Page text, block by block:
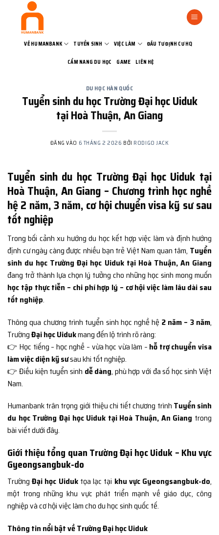
VỀ HUMANBANK TUYỂN SINH VIỆC LÀM ĐẦU TƯ ĐỊNH CƯ HQ
CẨM NANG DU HỌC GAME LIÊN HỆ
DU HỌC HÀN QUỐC
Tuyển sinh du học Trường Đại học Uiduk
tại Hoà Thuận, An Giang
ĐĂNG VÀO 6 THÁNG 2 2026 BỞI RODIGO JACK
Tuyển sinh du học Trường Đại học Uiduk tại
Hoà Thuận, An Giang – Chương trình học nghề
hệ 2 năm, 3 năm, cơ hội chuyển visa kỹ sư sau
tốt nghiệp
Trong bối cảnh xu hướng du học kết hợp việc làm và định hướng
định cư ngày càng được nhiều bạn trẻ Việt Nam quan tâm, Tuyển
sinh du học Trường Đại học Uiduk tại Hoà Thuận, An Giang
đang trở thành lựa chọn lý tưởng cho những học sinh mong muốn
học tập thực tiễn – chi phí hợp lý – cơ hội việc làm lâu dài sau
tốt nghiệp.
Thông qua chương trình tuyển sinh học nghề hệ 2 năm – 3 năm,
TrườngĐại học Uidukmang đến lộ trình rõ ràng:
👉 Học tiếng – học nghề – vừa học vừa làm – hỗ trợ chuyển visa
làm việc diện kỹ sưsau khi tốt nghiệp.
👉 Điều kiện tuyển sinh dễ dàng, phù hợp với đa số học sinh Việt
Nam.
Humanbank trân trọng giới thiệu chi tiết chương trình Tuyển sinh
du học Trường Đại học Uiduk tại Hoà Thuận, An Giang trong
bài viết dưới đây.
Giới thiệu tổng quan Trường Đại học Uiduk – Khu vực
Gyeongsangbuk-do
TrườngĐại học Uiduktọa lạc tại khu vực Gyeongsangbuk-do,
một trong những khu vực phát triển mạnh về giáo dục, công
nghiệp và cơ hội việc làm cho du học sinh quốc tế.
Thông tin nổi bật về Trường Đại học Uiduk